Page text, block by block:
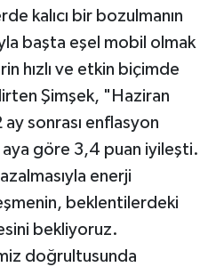
kalıcı bir bozulmanın
başta eşel mobil olmak
hızlı ve etkin biçimde
Şimşek, "Haziran
ay sonrası enflasyon
göre 3,4 puan iyileşti.
enerji
beklentilerdeki
bekliyoruz.
doğrultusunda